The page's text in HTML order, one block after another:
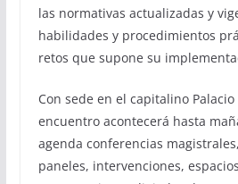
las normativas actualizadas y
habilidades y procedimientos
retos que supone su
Con sede en el capitalino
encuentro acontecerá hasta
agenda conferencias
paneles, intervenciones,